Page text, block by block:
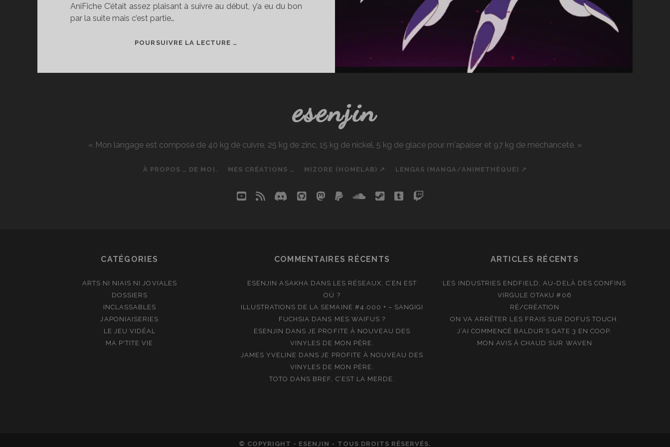
AniFiche C’était assez plaisant à suivre au début, y’a eu du bon
par la suite mais c’est partie…
POURSUIVRE LA LECTURE …
esenjin
« Mon langage est composé de 40 kg de cuivre, 25 kg de zinc, 15 kg de nickel, 5 kg de glace pour m'apaiser et 97 kg de méchanceté. »
À PROPOS … DE MOI. MES CRÉATIONS … MIZORE (HOMELAB) ↗ LENGAS (MANGA/ANIMETHÈQUE) ↗
youtube
rss discord
githubmastodon
paypalsoundcloud
steamtumblrtwitch
CATÉGORIES
ARTS NI NIAIS NI JOVIALES
DOSSIERS
INCLASSABLES
JAPONIAISERIES
LE JEU VIDÉAL
MA P'TITE VIE
COMMENTAIRES RÉCENTS
ESENJIN ASAKHA DANS LES RÉSEAUX, C’EN EST
OÙ ?
ILLUSTRATIONS DE LA SEMAINE #4.000 + – SANGIGI
FUCHSIA DANS MES WAIFUS ?
ESENJIN DANSJE PROFITE À NOUVEAU DES
VINYLES DE MON PÈRE.
JAMES YVELINE DANSJE PROFITE À NOUVEAU DES
VINYLES DE MON PÈRE.
TOTO DANS BREF, C’EST LA MERDE.
ARTICLES RÉCENTS
LES INDUSTRIES ENDFIELD, AU-DELÀ DES CONFINS
VIRGULE OTAKU #06
RÉ/CRÉATION
ON VA ARRÊTER LES FRAIS SUR DOFUS TOUCH.
J’AI COMMENCÉ BALDUR’S GATE 3 EN COOP.
MON AVIS À CHAUD SUR WAVEN
© COPYRIGHT - ESENJIN - TOUS DROITS RÉSERVÉS.